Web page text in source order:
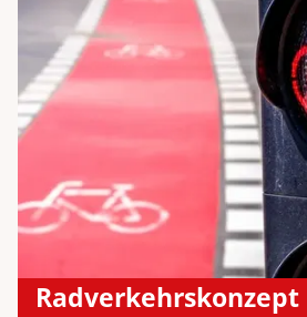
Rad­ver­kehrs­konzept